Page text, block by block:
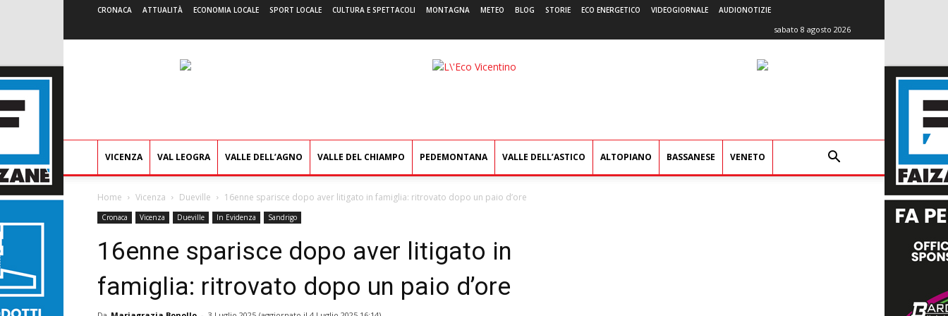
CRONACA ATTUALITÀ ECONOMIA LOCALE SPORT LOCALE CULTURA E SPETTACOLI MONTAGNA METEO BLOG STORIE ECO ENERGETICO VIDEOGIORNALE AUDIONOTIZIE
sabato 8 agosto 2026
L'Eco
VICENZA VAL LEOGRA VALLE DELL’AGNO VALLE DEL CHIAMPO PEDEMONTANA VALLE DELL’ASTICO ALTOPIANO BASSANESE VENETO
Home Vicenza Dueville 16enne sparisce dopo aver litigato in famiglia: ritrovato dopo un paio d’ore
Cronaca Vicenza Dueville In Evidenza Sandrigo
16enne sparisce dopo aver litigato in
famiglia: ritrovato dopo un paio d’ore